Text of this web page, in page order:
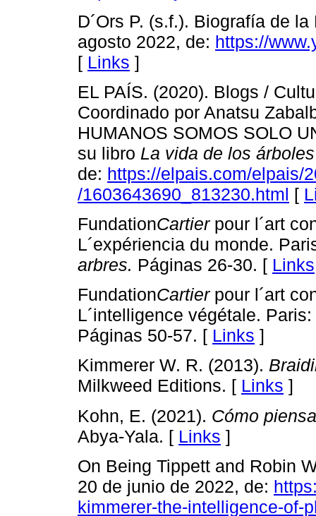
D´Ors P. (s.f.). Biografía de
agosto 2022, de: https://
[ Links ]
EL PAÍS. (2020). Blogs /
Coordinado por Anatsu
HUMANOS SOMOS SOLO
su libro La vida de los árboles
de: https://elpais.com/elpais/
/1603643690_813230.html [
FundationCartierpour l´art
L´expériencia du monde.
arbres. Páginas 26-30. [ Links
FundationCartierpour l´art
L´intelligence végétale.
Páginas 50-57. [ Links ]
Kimmerer W. R. (2013).
Milkweed Editions. [ Links ]
Kohn, E. (2021). Cómo
Abya-Yala. [ Links ]
On Being Tippett and Robin
20 de junio de 2022, de:
kimmerer-the-intelligence-of-